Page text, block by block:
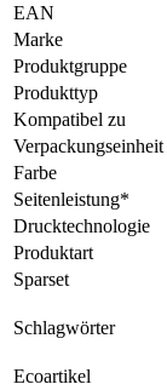
EAN
Marke
Produktgruppe
Produkttyp
Kompatibel zu
Verpackungseinheit
Farbe
Seitenleistung*
Drucktechnologie
Produktart
Sparset
Schlagwörter
Ecoartikel